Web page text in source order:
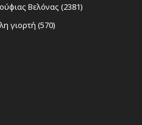
Βελόνας (2381)
γιορτή (570)